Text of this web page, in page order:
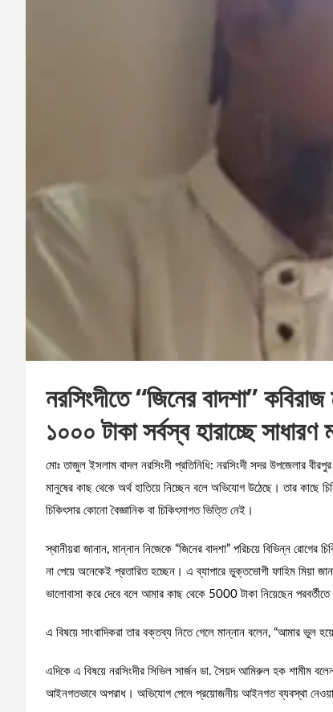
নরসিংদীতে “জিনের বাদশা”
১০০০ টাকা সর্বস্ব হারাচ্ছে সাধারণ
মোঃ তাজুল ইসলাম বাদল নরসিংদী প্রতিনিধি: নরসিংদী সদর উপজেলার বীরপুর
মানুষের কাছ থেকে অর্থ হাতিয়ে নিচ্ছেন বলে অভিযোগ উঠেছে। তার
চিকিৎসার কোনো বৈজ্ঞানিক বা চিকিৎসাগত ভিত্তি নেই।
স্থানীয়রা জানান, মান্নান নিজেকে “জিনের বাদশা” পরিচয়ে বিভিন্ন
না পেয়ে অনেকেই প্রতারিত হচ্ছেন। এ ব্যাপারে ভুক্তভোগী ফাহিম মিয়া
ভালোবাসা করে দেবে বলে আমার কাছ থেকে 5000 টাকা নিয়েছেন
এ বিষয়ে সাংবাদিকরা তার বক্তব্য নিতে গেলে মান্নান বলেন, “আমার
এদিকে এ বিষয়ে নরসিংদীর সিভিল সার্জন ডা. সৈয়দ আমিরুল হক শামীম
আইনগতভাবে অপরাধ। অভিযোগ পেলে প্রয়োজনীয় আইনগত ব্যবস্থা